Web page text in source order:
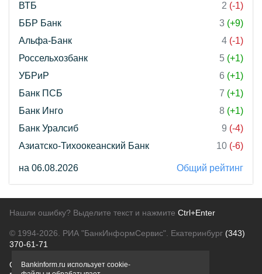
ВТБ
2 (-1)
ББР Банк
3 (+9)
Альфа-Банк
4 (-1)
Россельхозбанк
5 (+1)
УБРиР
6 (+1)
Банк ПСБ
7 (+1)
Банк Инго
8 (+1)
Банк Уралсиб
9 (-4)
Азиатско-Тихоокеанский Банк
10 (-6)
на 06.08.2026 Общий рейтинг
Нашли ошибку? Выделите текст и нажмите Ctrl+Enter
© 1994-2026. РИА "БанкИнформСервис". Екатеринбург (343)
370-61-71
О проектеПолитика конфиденциальности
Bankinform.ru использует cookie-